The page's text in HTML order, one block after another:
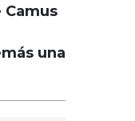
Camus
una